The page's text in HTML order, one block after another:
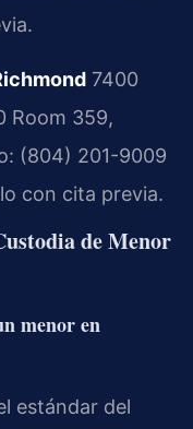
7400
Room 359,
(804) 201-9009
con cita previa.
de Menor
menor en
estándar del